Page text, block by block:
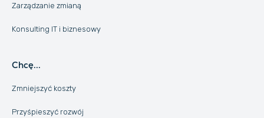
Zarządzanie zmianą
Konsulting IT i biznesowy
Chcę...
Zmniejszyć koszty
Przyśpieszyć rozwój